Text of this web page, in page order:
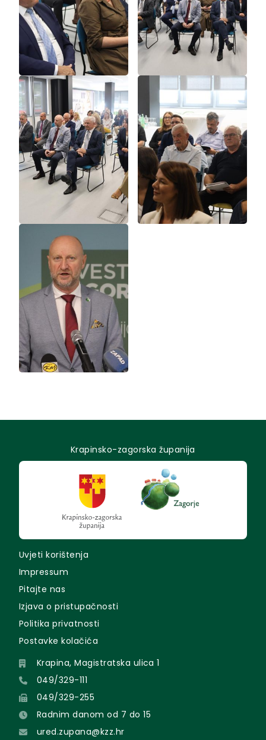
Krapinsko-zagorska županija
Uvjeti korištenja
Impressum
Pitajte nas
Izjava o pristupačnosti
Politika privatnosti
Postavke kolačića
Krapina, Magistratska ulica 1
049/329-111
049/329-255
Radnim danom od 7 do 15
ured.zupana@kzz.hr